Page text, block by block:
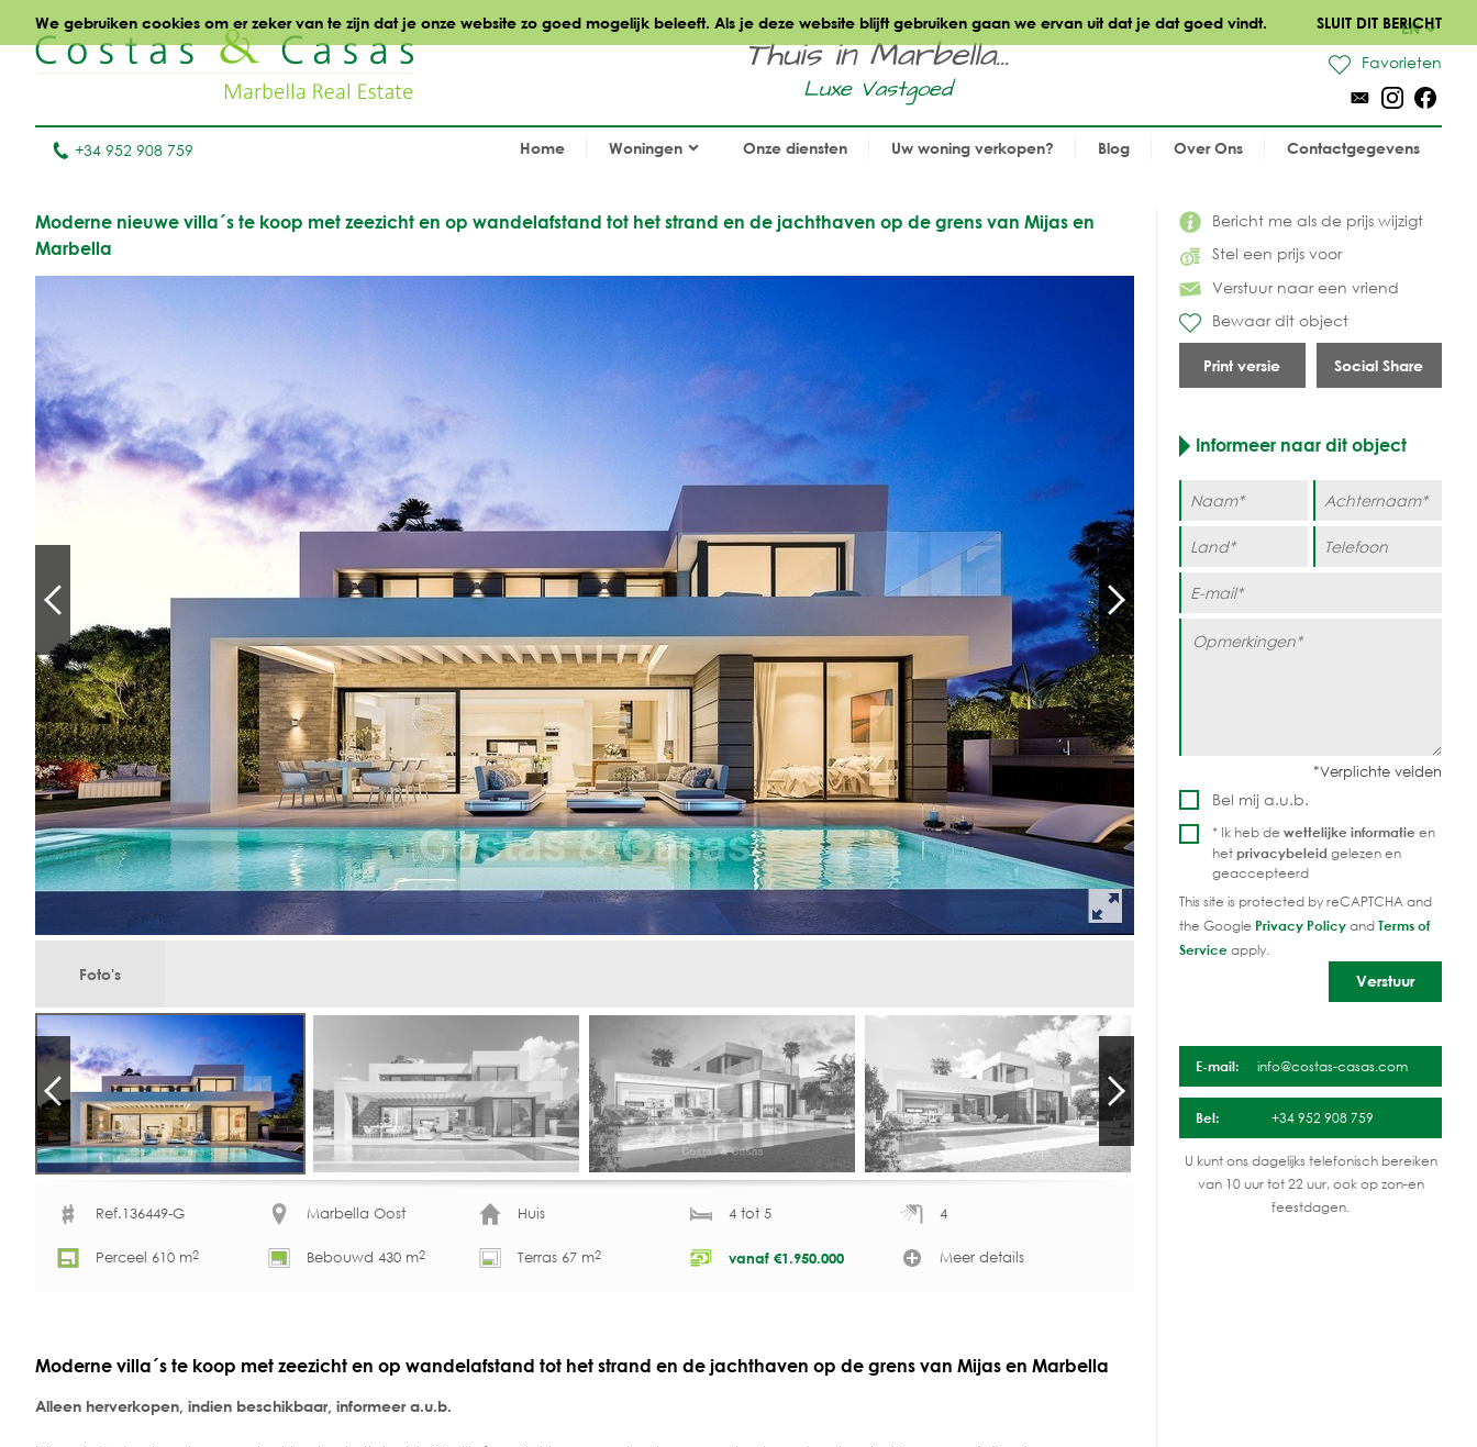
We gebruiken cookies om er zeker van te zijn dat je onze website zo goed mogelijk beleeft. Als je deze website blijft gebruiken gaan we ervan uit dat je dat goed vindt. SLUIT DIT BERICHT
Thuis in Marbella...
Luxe Vastgoed
EN
Favorieten
+34 952 908 759 Home Woningen Onze diensten Uw woning verkopen? Blog Over Ons Contactgegevens
Bericht me als de prijs wijzigt
Stel een prijs voor
Verstuur naar een vriend
Bewaar dit object
Print versie Social Share
Moderne nieuwe villa´s te koop met zeezicht en op wandelafstand tot het strand en de jachthaven op de grens van Mijas en
Marbella
Foto's
Ref.136449-G Marbella Oost Huis 4 tot 5 4
Perceel 610 m2 Bebouwd 430 m2 Terras 67 m2 vanaf €1.950.000 Meer details
Moderne villa´s te koop met zeezicht en op wandelafstand tot het strand en de jachthaven op de grens van Mijas en Marbella
Alleen herverkopen, indien beschikbaar, informeer a.u.b.
Informeer naar dit object
Bel mij a.u.b.
* Ik heb de wettelijke informatie en
hetprivacybeleid gelezen en
geaccepteerd
This site is protected by reCAPTCHA and
the Google Privacy PolicyandTerms of
Serviceapply.
E-mail: info@costas-casas.com
Bel: +34 952 908 759
U kunt ons dagelijks telefonisch bereiken
van 10 uur tot 22 uur, ook op zon-en
feestdagen.